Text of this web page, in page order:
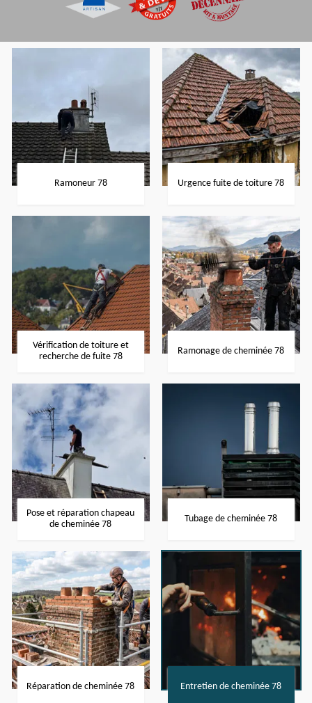
Ramoneur 78 Urgence fuite de toiture 78
Vérification de toiture et
recherche de fuite 78
Ramonage de cheminée 78
Pose et réparation chapeau
de cheminée 78
Tubage de cheminée 78
Réparation de cheminée 78 Entretien de cheminée 78